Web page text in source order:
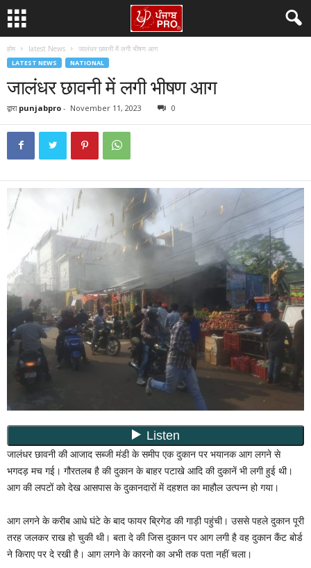
होम latest News जालंधर छावनी में लगी भीषण आग
LATEST NEWS NATIONAL
जालंधर छावनी में लगी भीषण आग
द्वारा punjabpro - November 11, 2023 0
जालंधर छावनी की आजाद सब्जी मंडी के समीप एक दुकान पर भयानक आग लगने से
भगदड़ मच गई। गौरतलब है की दुकान के बाहर पटाखे आदि की दुकानें भी लगी हुई थी।
आग की लपटों को देख आसपास के दुकानदारों में दहशत का माहौल उत्पन्न हो गया।
आग लगने के करीब आधे घंटे के बाद फायर ब्रिगेड की गाड़ी पहुंची। उससे पहले दुकान पूरी
तरह जलकर राख हो चुकी थी। बता दे की जिस दुकान पर आग लगी है वह दुकान कैंट बोर्ड
ने किराए पर दे रखी है। आग लगने के कारनो का अभी तक पता नहीं चला।